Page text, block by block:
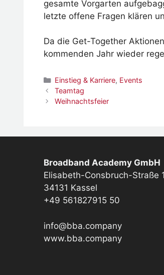
gesamte Vorgarten
letzte offene Fragen klären
Da die Get-Together
kommenden Jahr wieder
Kategorien
Einstieg & Karriere, Events
Teamtag
Weihnachtsfeier
Broadband Academy GmbH
Elisabeth-Consbruch-Straße 1
34131 Kassel
+49 561827915 50
info@bba.company
www.bba.company